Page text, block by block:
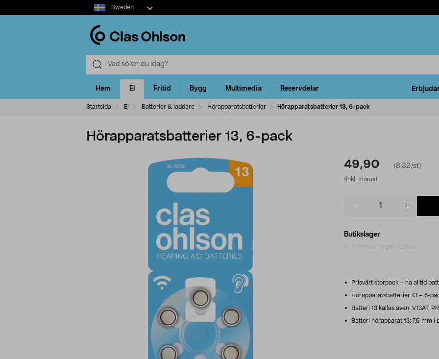
Select
market
Sweden
Hem El Fritid Bygg Multimedia Reservdelar
Startsida El Batterier & laddare Hörapparatsbatterier Hörapparatsbatterier 13, 6-pack
Hörapparatsbatterier 13, 6-pack
49,90 (8,32/st)
(inkl. moms)
Butikslager
Prisvärt storpack – ha alltid
Hörapparatsbatterier 13 – 6-
Batteri 13 kallas även: V13AT,
Batteri hörapparat 13: 7,5 mm i